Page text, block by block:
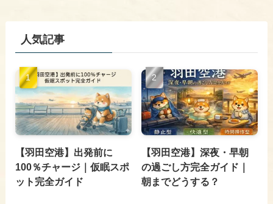
人気記事
【羽田空港】出発前に
100％チャージ｜仮眠スポ
ット完全ガイド
【羽田空港】深夜・早朝
の過ごし方完全ガイド｜
朝までどうする？